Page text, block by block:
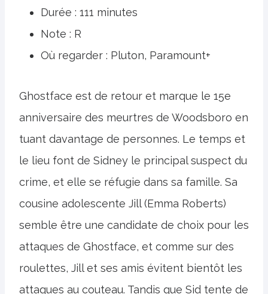
Durée : 111 minutes
Note : R
Où regarder : Pluton, Paramount+
Ghostface est de retour et marque le 15e
anniversaire des meurtres de Woodsboro en
tuant davantage de personnes. Le temps et
le lieu font de Sidney le principal suspect du
crime, et elle se réfugie dans sa famille. Sa
cousine adolescente Jill (Emma Roberts)
semble être une candidate de choix pour les
attaques de Ghostface, et comme sur des
roulettes, Jill et ses amis évitent bientôt les
attaques au couteau. Tandis que Sid tente de